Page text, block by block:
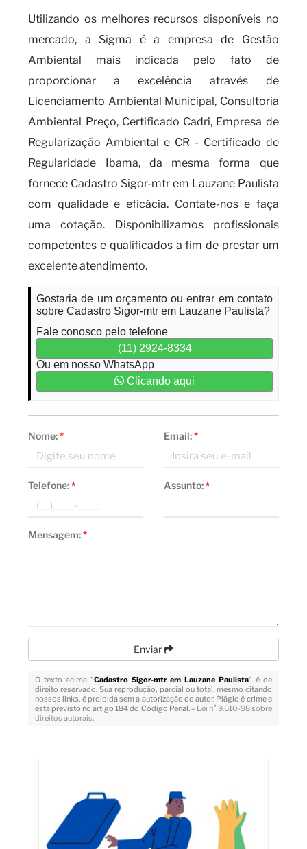
Utilizando os melhores recursos disponíveis no
mercado, a Sigma é a empresa de Gestão
Ambiental mais indicada pelo fato de
proporcionar a excelência através de
Licenciamento Ambiental Municipal, Consultoria
Ambiental Preço, Certificado Cadri, Empresa de
Regularização Ambiental e CR - Certificado de
Regularidade Ibama, da mesma forma que
fornece Cadastro Sigor-mtr em Lauzane Paulista
com qualidade e eficácia. Contate-nos e faça
uma cotação. Disponibilizamos profissionais
competentes e qualificados a fim de prestar um
excelente atendimento.
Gostaria de um orçamento ou entrar em contato
sobre Cadastro Sigor-mtr em Lauzane Paulista?
Fale conosco pelo telefone
(11) 2924-8334
Ou em nosso WhatsApp
Clicando aqui
Nome:* Email:*
Telefone:* Assunto:*
Mensagem:*
Enviar
O texto acima "Cadastro Sigor-mtr em Lauzane Paulista" é de
direito reservado. Sua reprodução, parcial ou total, mesmo citando
nossos links, é proibida sem a autorização do autor. Plágio é crime e
está previsto no artigo 184 do Código Penal. – Lei n° 9.610-98 sobre
direitos autorais.